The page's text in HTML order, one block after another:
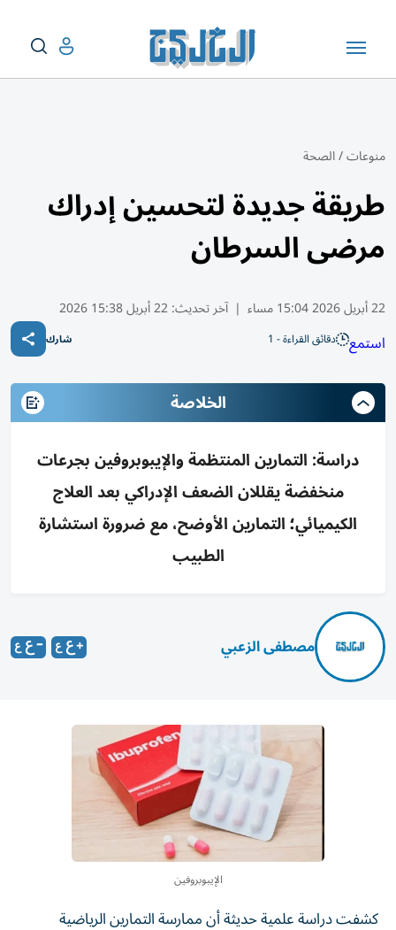
منوعات/الصحة
طريقة جديدة لتحسين إدراك
مرضى السرطان
22 أبريل 2026 15:04 مساء | آخر تحديث:22 أبريل 15:38 2026
استمع دقائق القراءة - 1 شارك
الخلاصة
دراسة: التمارين المنتظمة والإيبوبروفين بجرعات
منخفضة يقللان الضعف الإدراكي بعد العلاج
الكيميائي؛ التمارين الأوضح، مع ضرورة استشارة
الطبيب
مصطفى الزعبي
الإيبوبروفين
كشفت دراسة علمية حديثة أن ممارسة التمارين الرياضية